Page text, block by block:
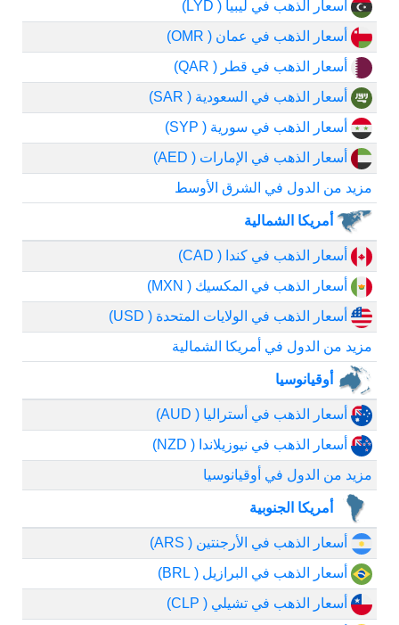
أسعار الذهب في ليبيا ( LYD)
أسعار الذهب في عمان ( OMR)
أسعار الذهب في قطر ( QAR)
أسعار الذهب في السعودية ( SAR)
أسعار الذهب في سورية ( SYP)
أسعار الذهب في الإمارات ( AED)
مزيد من الدول في الشرق الأوسط
أمريكا الشمالية
أسعار الذهب في كندا ( CAD)
أسعار الذهب في المكسيك ( MXN)
أسعار الذهب في الولايات المتحدة ( USD)
مزيد من الدول في أمريكا الشمالية
أوقيانوسيا
أسعار الذهب في أستراليا ( AUD)
أسعار الذهب في نيوزيلاندا ( NZD)
مزيد من الدول في أوقيانوسيا
أمريكا الجنوبية
أسعار الذهب في الأرجنتين ( ARS)
أسعار الذهب في البرازيل ( BRL)
أسعار الذهب في تشيلي ( CLP)